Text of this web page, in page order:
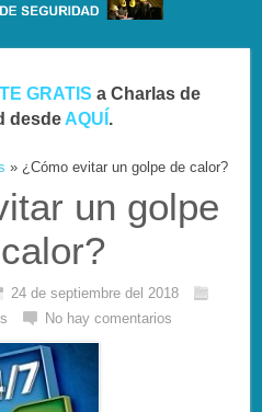
GRATIS a Charlas de
desde AQUÍ .
» ¿Cómo evitar un golpe de calor?
un golpe
24 de septiembre del 2018
No hay comentarios